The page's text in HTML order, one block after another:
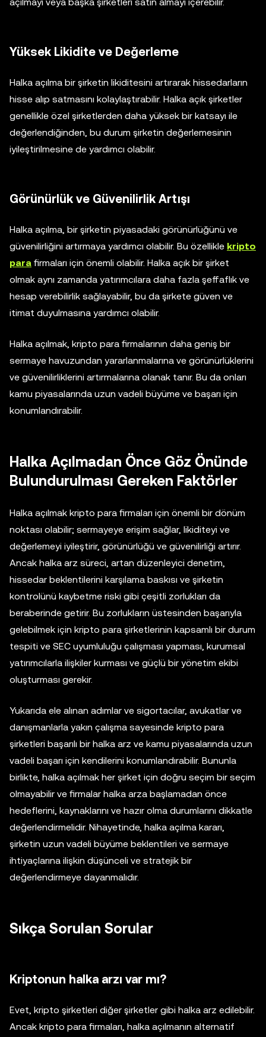
Yüksek Likidite ve Değerleme
Halka açılma bir şirketin likiditesini artırarak hissedarların
hisse alıp satmasını kolaylaştırabilir. Halka açık şirketler
genellikle özel şirketlerden daha yüksek bir katsayı ile
değerlendiğinden, bu durum şirketin değerlemesinin
iyileştirilmesine de yardımcı olabilir.
Görünürlük ve Güvenilirlik Artışı
Halka açılma, bir şirketin piyasadaki görünürlüğünü ve
güvenilirliğini artırmaya yardımcı olabilir. Bu özellikle kripto
para firmaları için önemli olabilir. Halka açık bir şirket
olmak aynı zamanda yatırımcılara daha fazla şeffaflık ve
hesap verebilirlik sağlayabilir, bu da şirkete güven ve
itimat duyulmasına yardımcı olabilir.
Halka açılmak, kripto para firmalarının daha geniş bir
sermaye havuzundan yararlanmalarına ve görünürlüklerini
ve güvenilirliklerini artırmalarına olanak tanır. Bu da onları
kamu piyasalarında uzun vadeli büyüme ve başarı için
konumlandırabilir.
Halka Açılmadan Önce Göz Önünde
Bulundurulması Gereken Faktörler
Halka açılmak kripto para firmaları için önemli bir dönüm
noktası olabilir; sermayeye erişim sağlar, likiditeyi ve
değerlemeyi iyileştirir, görünürlüğü ve güvenilirliği artırır.
Ancak halka arz süreci, artan düzenleyici denetim,
hissedar beklentilerini karşılama baskısı ve şirketin
kontrolünü kaybetme riski gibi çeşitli zorlukları da
beraberinde getirir. Bu zorlukların üstesinden başarıyla
gelebilmek için kripto para şirketlerinin kapsamlı bir durum
tespiti ve SEC uyumluluğu çalışması yapması, kurumsal
yatırımcılarla ilişkiler kurması ve güçlü bir yönetim ekibi
oluşturması gerekir.
Yukarıda ele alınan adımlar ve sigortacılar, avukatlar ve
danışmanlarla yakın çalışma sayesinde kripto para
şirketleri başarılı bir halka arz ve kamu piyasalarında uzun
vadeli başarı için kendilerini konumlandırabilir. Bununla
birlikte, halka açılmak her şirket için doğru seçim bir seçim
olmayabilir ve firmalar halka arza başlamadan önce
hedeflerini, kaynaklarını ve hazır olma durumlarını dikkatle
değerlendirmelidir. Nihayetinde, halka açılma kararı,
şirketin uzun vadeli büyüme beklentileri ve sermaye
ihtiyaçlarına ilişkin düşünceli ve stratejik bir
değerlendirmeye dayanmalıdır.
Sıkça Sorulan Sorular
Kriptonun halka arzı var mı?
Evet, kripto şirketleri diğer şirketler gibi halka arz edilebilir.
Ancak kripto para firmaları, halka açılmanın alternatif